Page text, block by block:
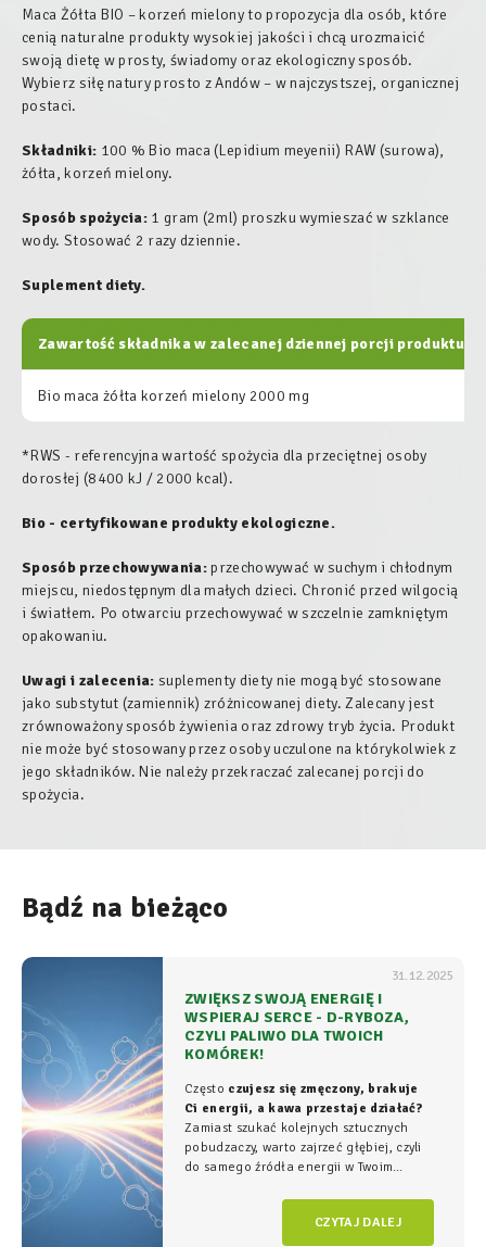
Maca Żółta BIO – korzeń mielony to propozycja dla osób, które
cenią naturalne produkty wysokiej jakości i chcą urozmaicić
swoją dietę w prosty, świadomy oraz ekologiczny sposób.
Wybierz siłę natury prosto z Andów – w najczystszej, organicznej
postaci.
Składniki: 100 % Bio maca (Lepidium meyenii) RAW (surowa),
żółta, korzeń mielony.
Sposób spożycia: 1 gram (2ml) proszku wymieszać w szklance
wody. Stosować 2 razy dziennie.
Suplement diety.
Zawartość składnika w zalecanej dziennej porcji produktu:
Bio maca żółta korzeń mielony 2000 mg
*RWS - referencyjna wartość spożycia dla przeciętnej osoby
dorosłej (8400 kJ / 2000 kcal).
Bio - certyfikowane produkty ekologiczne.
Sposób przechowywania:przechowywać w suchym i chłodnym
miejscu, niedostępnym dla małych dzieci. Chronić przed wilgocią
i światłem. Po otwarciu przechowywać w szczelnie zamkniętym
opakowaniu.
Uwagi i zalecenia: suplementy diety nie mogą być stosowane
jako substytut (zamiennik) zróżnicowanej diety. Zalecany jest
zrównoważony sposób żywienia oraz zdrowy tryb życia. Produkt
nie może być stosowany przez osoby uczulone na którykolwiek z
jego składników. Nie należy przekraczać zalecanej porcji do
spożycia.
Bądź na bieżąco
31.12.2025
ZWIĘKSZ SWOJĄ ENERGIĘ I
WSPIERAJ SERCE - D-RYBOZA,
CZYLI PALIWO DLA TWOICH
KOMÓREK!
Często czujesz się zmęczony, brakuje
Ci energii, a kawa przestaje działać?
Zamiast szukać kolejnych sztucznych
pobudzaczy, warto zajrzeć głębiej, czyli
do samego źródła energii w Twoim
komórkowym rozgrywa się cała
CZYTAJ DALEJ